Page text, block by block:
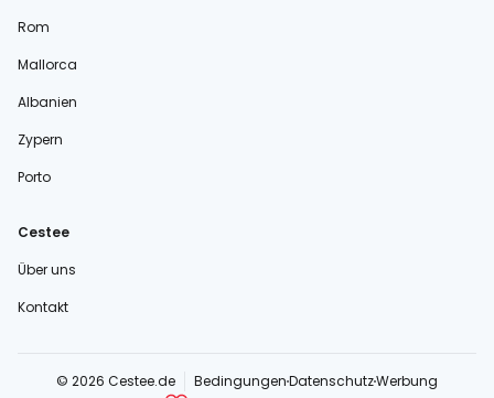
Rom
Mallorca
Albanien
Zypern
Porto
Cestee
Über uns
Kontakt
© 2026 Cestee.de BedingungenDatenschutzWerbung